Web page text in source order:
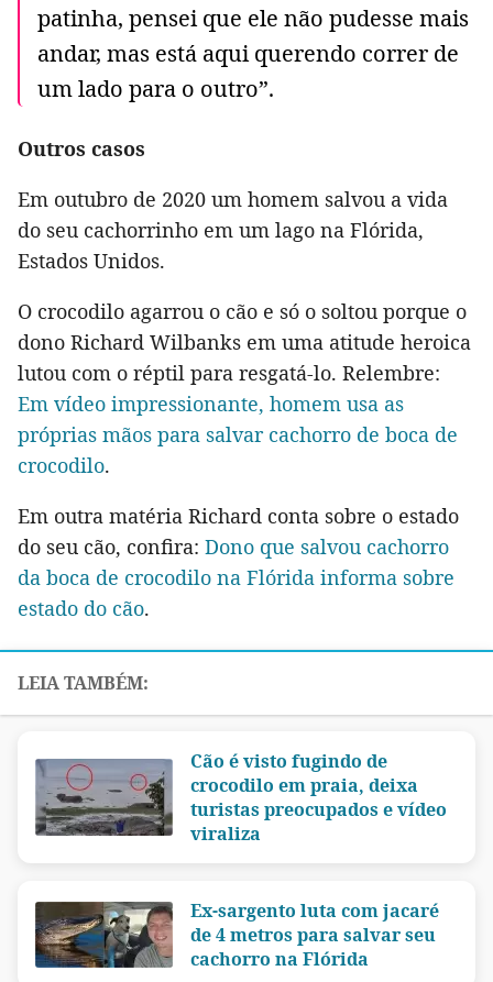
patinha, pensei que ele não pudesse mais
andar, mas está aqui querendo correr de
um lado para o outro”.
Outros casos
Em outubro de 2020 um homem salvou a vida
do seu cachorrinho em um lago na Flórida,
Estados Unidos.
O crocodilo agarrou o cão e só o soltou porque o
dono Richard Wilbanks em uma atitude heroica
lutou com o réptil para resgatá-lo. Relembre:
Em vídeo impressionante, homem usa as
próprias mãos para salvar cachorro de boca de
crocodilo.
Em outra matéria Richard conta sobre o estado
do seu cão, confira: Dono que salvou cachorro
da boca de crocodilo na Flórida informa sobre
estado do cão.
Cão é visto fugindo de
crocodilo em praia, deixa
turistas preocupados e vídeo
viraliza
Ex-sargento luta com jacaré
de 4 metros para salvar seu
cachorro na Flórida